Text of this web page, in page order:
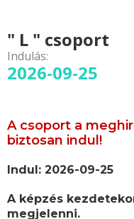
" L " csoport
Indulás:
2026-09-25
A csoport a
biztosan indul!
Indul: 2026-09-25
A képzés
megjelenni.